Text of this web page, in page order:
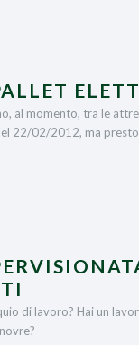
al momento, tra le
22/02/2012, ma
di lavoro? Hai un